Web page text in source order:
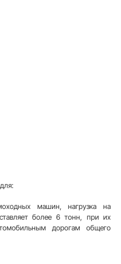
машин, нагрузка на
более 6 тонн, при их
дорогам общего